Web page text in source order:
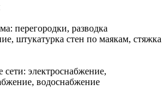
перегородки, разводка
штукатурка стен по маякам, стяжка
электроснабжение,
водоснабжение